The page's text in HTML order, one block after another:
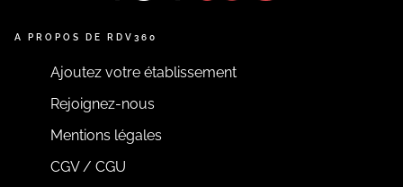
A PROPOS DE RDV360
Ajoutez votre établissement
Rejoignez-nous
Mentions légales
CGV / CGU